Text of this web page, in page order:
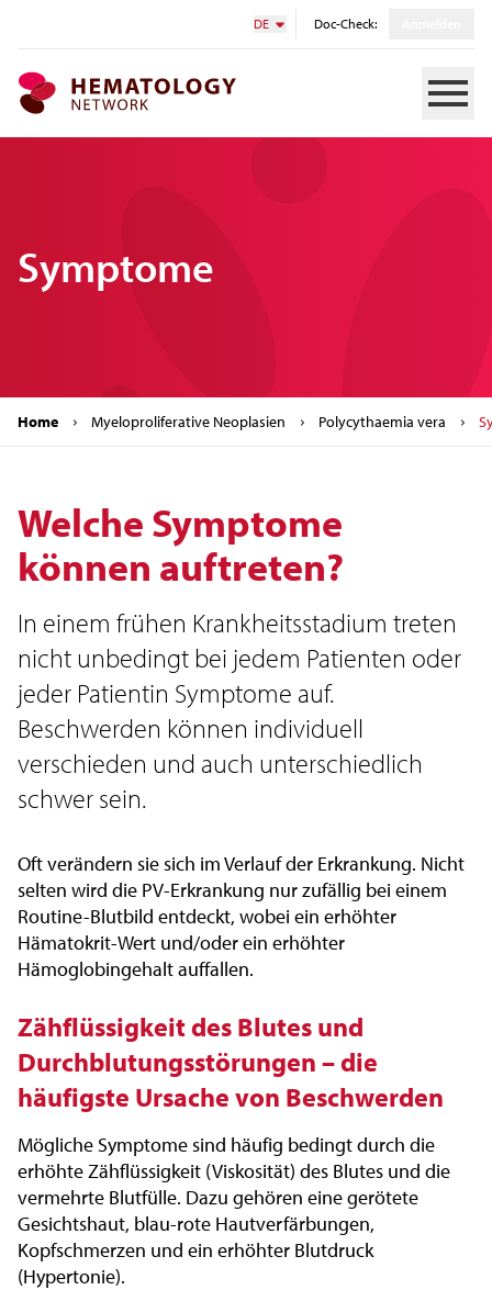
DE Doc-Check:
MPN.network Toggle
Symptome
Home Myeloproliferative Neoplasien Polycythaemia vera
Welche Symptome
können auftreten?
In einem frühen Krankheitsstadium treten
nicht unbedingt bei jedem Patienten oder
jeder Patientin Symptome auf.
Beschwerden können individuell
verschieden und auch unterschiedlich
schwer sein.
Oft verändern sie sich im Verlauf der Erkrankung. Nicht
selten wird die PV-Erkrankung nur zufällig bei einem
Routine-Blutbild entdeckt, wobei ein erhöhter
Hämatokrit-Wert und/oder ein erhöhter
Hämoglobingehalt auffallen.
Zähflüssigkeit des Blutes und
Durchblutungsstörungen – die
häufigste Ursache von Beschwerden
Mögliche Symptome sind häufig bedingt durch die
erhöhte Zähflüssigkeit (Viskosität) des Blutes und die
vermehrte Blutfülle. Dazu gehören eine gerötete
Gesichtshaut, blau-rote Hautverfärbungen,
Kopfschmerzen und ein erhöhter Blutdruck
(Hypertonie).